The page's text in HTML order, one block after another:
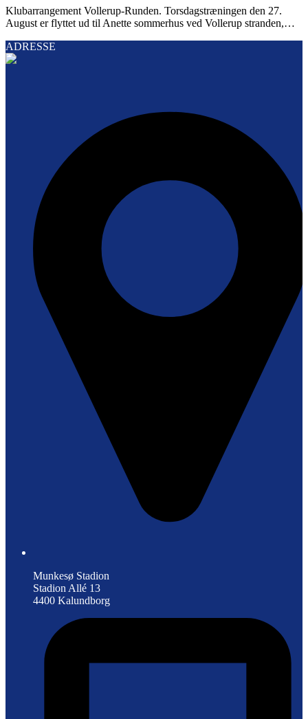
Klubarrangement Vollerup-Runden. Torsdagstræningen den 27.
August er flyttet ud til Anette sommerhus ved Vollerup stranden,…
ADRESSE
Munkesø Stadion
Stadion Allé 13
4400 Kalundborg